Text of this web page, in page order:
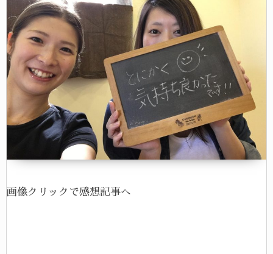
画像クリックで感想記事へ